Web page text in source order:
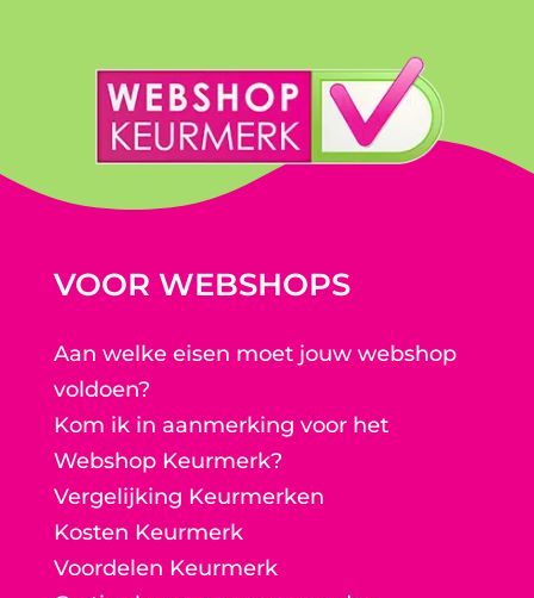
VOOR WEBSHOPS
Aan welke eisen moet jouw webshop
voldoen?
Kom ik in aanmerking voor het
Webshop Keurmerk?
Vergelijking Keurmerken
Kosten Keurmerk
Voordelen Keurmerk